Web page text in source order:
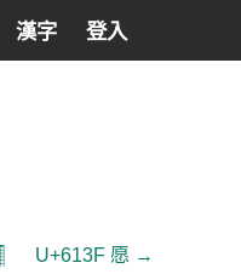
漢字 登入
U+613F 愿 →